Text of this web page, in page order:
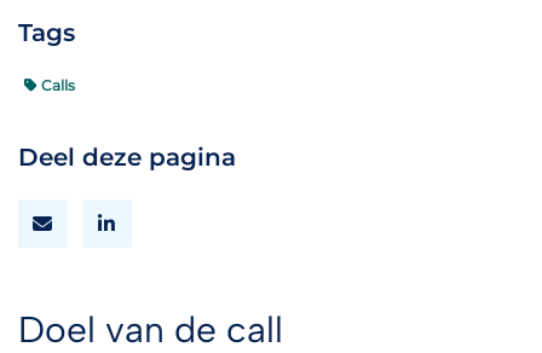
Tags
Calls
Deel deze pagina
Doel van de call